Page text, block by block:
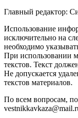
Главный редактор:
Использование
исключительно на
необходимо
При использовании
текстов. Текст
Не допускается
текстов материалов.
По всем вопросам,